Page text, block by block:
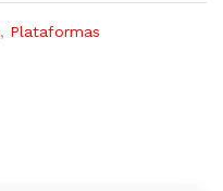
, Plataformas